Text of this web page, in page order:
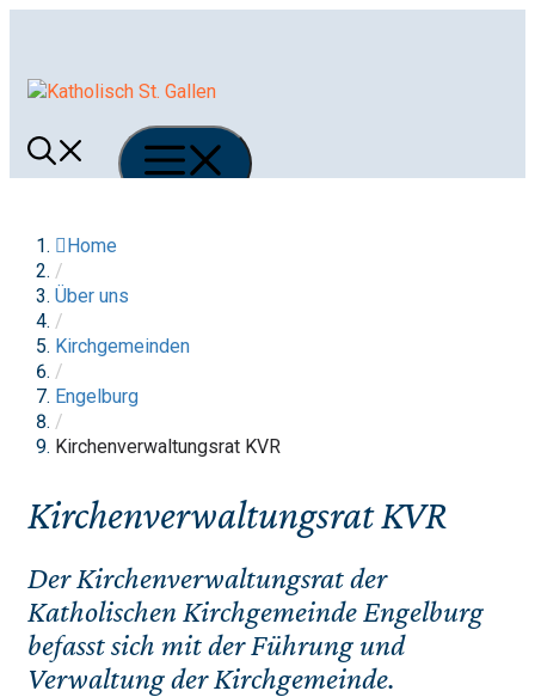
Menü
Home
/
Über uns
/
Kirchgemeinden
/
Engelburg
/
Kirchenverwaltungsrat KVR
Kirchenverwaltungsrat KVR
Der Kirchenverwaltungsrat der
Katholischen Kirchgemeinde Engelburg
befasst sich mit der Führung und
Verwaltung der Kirchgemeinde.